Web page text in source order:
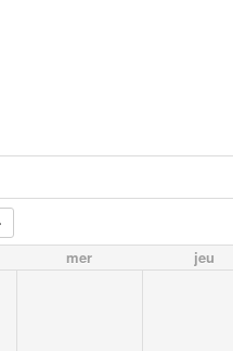
mer jeu